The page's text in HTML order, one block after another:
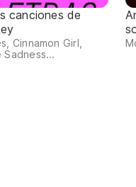
canciones de
Cinnamon Girl,
Sadness...